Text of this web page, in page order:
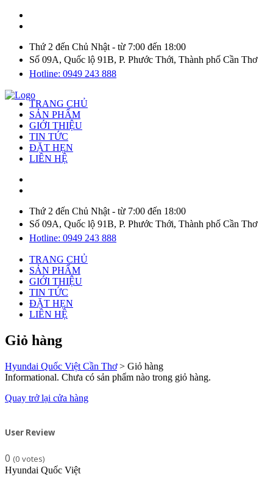
Thứ 2 đến Chủ Nhật - từ 7:00 đến 18:00
Số 09A, Quốc lộ 91B, P. Phước Thới, Thành phố Cần Thơ
Hotline: 0949 243 888
TRANG CHỦ
SẢN PHẨM
GIỚI THIỆU
TIN TỨC
ĐẶT HẸN
LIÊN HỆ
Thứ 2 đến Chủ Nhật - từ 7:00 đến 18:00
Số 09A, Quốc lộ 91B, P. Phước Thới, Thành phố Cần Thơ
Hotline: 0949 243 888
TRANG CHỦ
SẢN PHẨM
GIỚI THIỆU
TIN TỨC
ĐẶT HẸN
LIÊN HỆ
Giỏ hàng
Hyundai Quốc Việt Cần Thơ> Giỏ hàng
Informational. Chưa có sản phẩm nào trong giỏ hàng.
Quay trở lại cửa hàng
User Review
0 (0 votes)
Hyundai Quốc Việt